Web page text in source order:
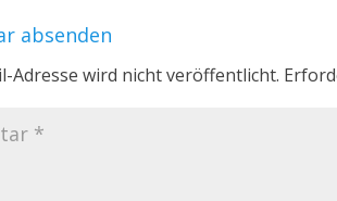
absenden
Adresse wird nicht veröffentlicht.